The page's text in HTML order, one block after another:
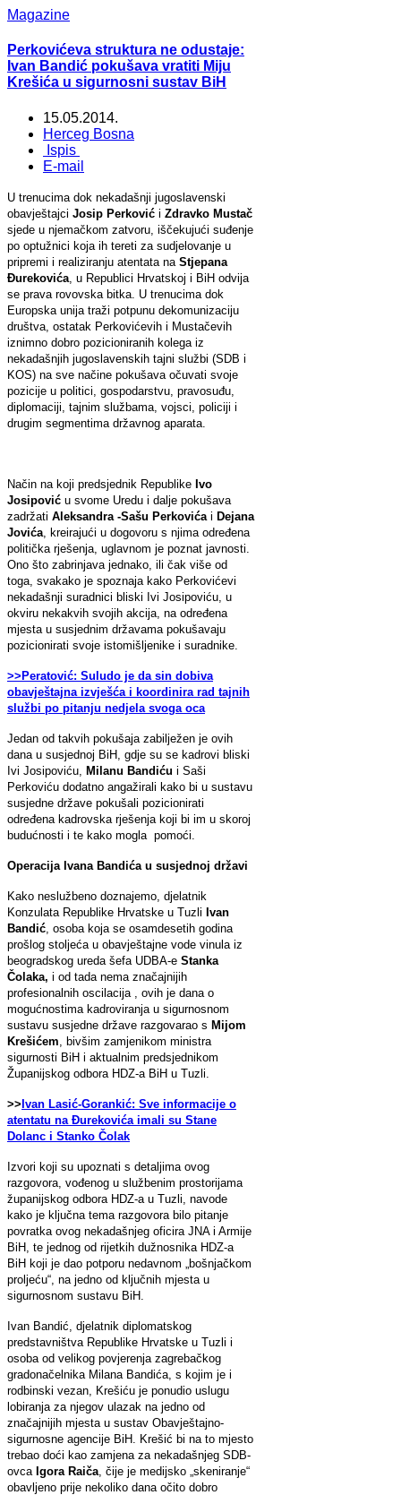
Magazine
Perkovićeva struktura ne odustaje:
Ivan Bandić pokušava vratiti Miju
Krešića u sigurnosni sustav BiH
15.05.2014.
Herceg Bosna
Ispis
E-mail
U trenucima dok nekadašnji jugoslavenski
obavještajci Josip Perković i Zdravko Mustač
sjede u njemačkom zatvoru, iščekujući suđenje
po optužnici koja ih tereti za sudjelovanje u
pripremi i realiziranju atentata na Stjepana
Đurekovića , u Republici Hrvatskoj i BiH odvija
se prava rovovska bitka. U trenucima dok
Europska unija traži potpunu dekomunizaciju
društva, ostatak Perkovićevih i Mustačevih
iznimno dobro pozicioniranih kolega iz
nekadašnjih jugoslavenskih tajni službi (SDB i
KOS) na sve načine pokušava očuvati svoje
pozicije u politici, gospodarstvu, pravosuđu,
diplomaciji, tajnim službama, vojsci, policiji i
drugim segmentima državnog aparata.
Način na koji predsjednik Republike Ivo
Josipović u svome Uredu i dalje pokušava
zadržati Aleksandra -Sašu Perkovića i Dejana
Jovića , kreirajući u dogovoru s njima određena
politička rješenja, uglavnom je poznat javnosti.
Ono što zabrinjava jednako, ili čak više od
toga, svakako je spoznaja kako Perkovićevi
nekadašnji suradnici bliski Ivi Josipoviću, u
okviru nekakvih svojih akcija, na određena
mjesta u susjednim državama pokušavaju
pozicionirati svoje istomišljenike i suradnike.
>>Peratović: Suludo je da sin dobiva
obavještajna izvješća i koordinira rad tajnih
službi po pitanju nedjela svoga oca
Jedan od takvih pokušaja zabilježen je ovih
dana u susjednoj BiH, gdje su se kadrovi bliski
Ivi Josipoviću, Milanu Bandiću i Saši
Perkoviću dodatno angažirali kako bi u sustavu
susjedne države pokušali pozicionirati
određena kadrovska rješenja koji bi im u skoroj
budućnosti i te kako mogla pomoći.
Operacija Ivana Bandića u susjednoj državi
Kako neslužbeno doznajemo, djelatnik
Konzulata Republike Hrvatske u Tuzli Ivan
Bandić , osoba koja se osamdesetih godina
prošlog stoljeća u obavještajne vode vinula iz
beogradskog ureda šefa UDBA-e Stanka
Čolaka, i od tada nema značajnijih
profesionalnih oscilacija , ovih je dana o
mogućnostima kadroviranja u sigurnosnom
sustavu susjedne države razgovarao s Mijom
Krešićem , bivšim zamjenikom ministra
sigurnosti BiH i aktualnim predsjednikom
Županijskog odbora HDZ-a BiH u Tuzli.
>>Ivan Lasić-Gorankić: Sve informacije o
atentatu na Đurekovića imali su Stane
Dolanc i Stanko Čolak
Izvori koji su upoznati s detaljima ovog
razgovora, vođenog u službenim prostorijama
županijskog odbora HDZ-a u Tuzli, navode
kako je ključna tema razgovora bilo pitanje
povratka ovog nekadašnjeg oficira JNA i Armije
BiH, te jednog od rijetkih dužnosnika HDZ-a
BiH koji je dao potporu nedavnom „bošnjačkom
proljeću“, na jedno od ključnih mjesta u
sigurnosnom sustavu BiH.
Ivan Bandić, djelatnik diplomatskog
predstavništva Republike Hrvatske u Tuzli i
osoba od velikog povjerenja zagrebačkog
gradonačelnika Milana Bandića, s kojim je i
rodbinski vezan, Krešiću je ponudio uslugu
lobiranja za njegov ulazak na jedno od
značajnijih mjesta u sustav Obavještajno-
sigurnosne agencije BiH. Krešić bi na to mjesto
trebao doći kao zamjena za nekadašnjeg SDB-
ovca Igora Raiča , čije je medijsko „skeniranje“
obavljeno prije nekoliko dana očito dobro